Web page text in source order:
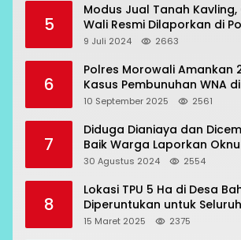
5
Modus Jual Tanah Kavling,
Wali Resmi Dilaporkan di
9 Juli 2024 2663
6
Polres Morowali Amankan
Kasus Pembunuhan WNA
Topogaro
10 September 2025 2561
7
Diduga Dianiaya dan
Baik Warga Laporkan
Oknum Polisi
30 Agustus 2024 2554
8
Lokasi TPU 5 Ha di Desa
Diperuntukan untuk
15 Maret 2025 2375